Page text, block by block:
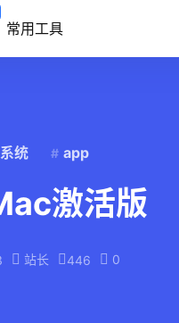
常用工具
系统 app
激活版
站长 446 0